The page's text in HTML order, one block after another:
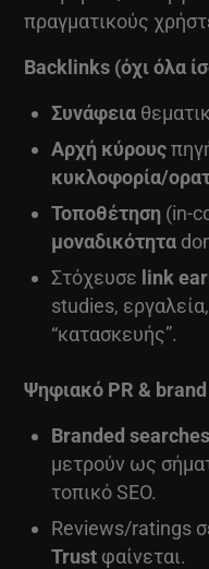
πραγματικούς
Backlinks (όχι όλα
Συνάφεια
Αρχή κύρους
κυκλοφορία/
Τοποθέτηση (in-
μοναδικότητα
Στόχευσε link
studies,
“κατασκευής”.
Ψηφιακό PR &
Branded searches
μετρούν ως
τοπικό SEO.
Reviews/ratings
Trust φαίνεται.